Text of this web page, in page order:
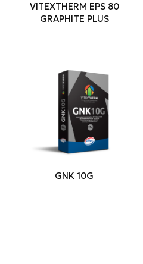
VITEXTHERM EPS 80
GRAPHITE PLUS
GNK 10G